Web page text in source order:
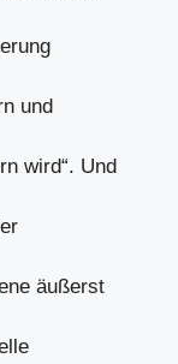
und
wird“. Und
äußerst